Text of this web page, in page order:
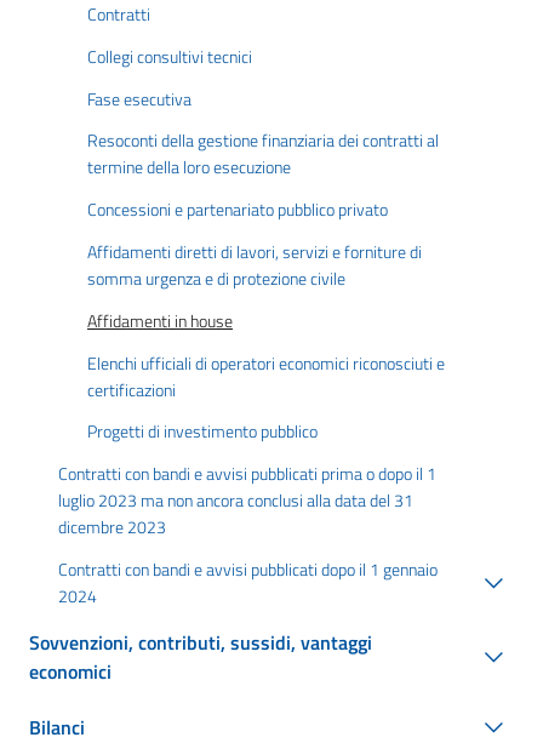
Contratti
Collegi consultivi tecnici
Fase esecutiva
Resoconti della gestione finanziaria dei contratti al
termine della loro esecuzione
Concessioni e partenariato pubblico privato
Affidamenti diretti di lavori, servizi e forniture di
somma urgenza e di protezione civile
Affidamenti in house
Elenchi ufficiali di operatori economici riconosciuti e
certificazioni
Progetti di investimento pubblico
Contratti con bandi e avvisi pubblicati prima o dopo il 1
luglio 2023 ma non ancora conclusi alla data del 31
dicembre 2023
Contratti con bandi e avvisi pubblicati dopo il 1 gennaio
2024
Sovvenzioni, contributi, sussidi, vantaggi
economici
Bilanci